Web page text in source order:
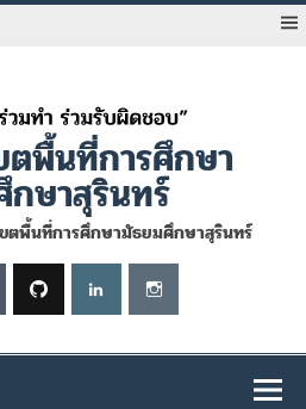
ตพื้นที่การศึกษา
ษาสุรินทร์
ตพื้นที่การศึกษามัธยมศึกษาสุรินทร์